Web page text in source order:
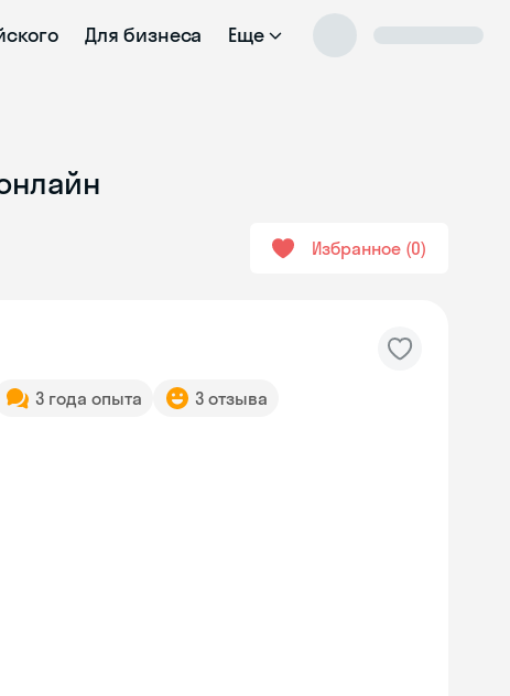
Для бизнеса Еще
Избранное 0
3 года опыта 3 отзыва